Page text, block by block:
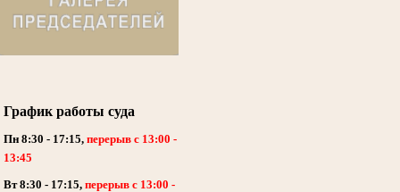
График работы суда
Пн 8:30 - 17:15,перерыв с 13:00 -
13:45
Вт 8:30 - 17:15,перерыв с 13:00 -